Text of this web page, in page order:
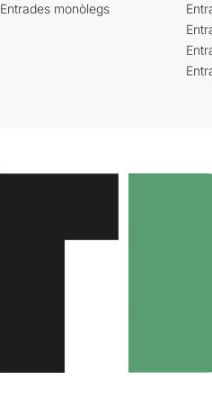
Entrades monòlegs